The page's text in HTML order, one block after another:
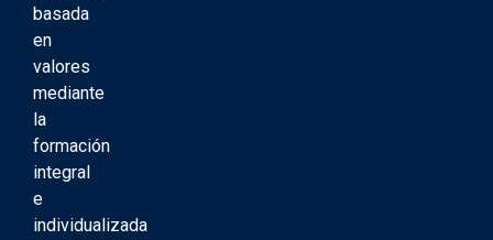
basada
en
valores
mediante
la
formación
integral
e
individualizada